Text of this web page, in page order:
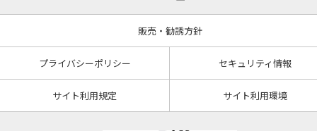
販売・勧誘方針
プライバシーポリシー セキュリティ情報
サイト利用規定 サイト利用環境